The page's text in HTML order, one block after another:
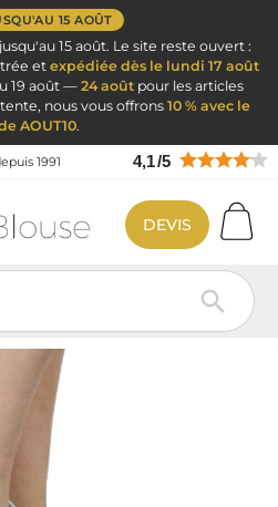
15 AOÛT
15 août. Le site reste ouvert :
et expédiée dès le lundi 17 août
19 août —24 aoûtpour les articles
nous vous offrons 10 % avec le
AOUT10.
1991 4,1/5

DEVIS
Chaussure Hopital Infirmière